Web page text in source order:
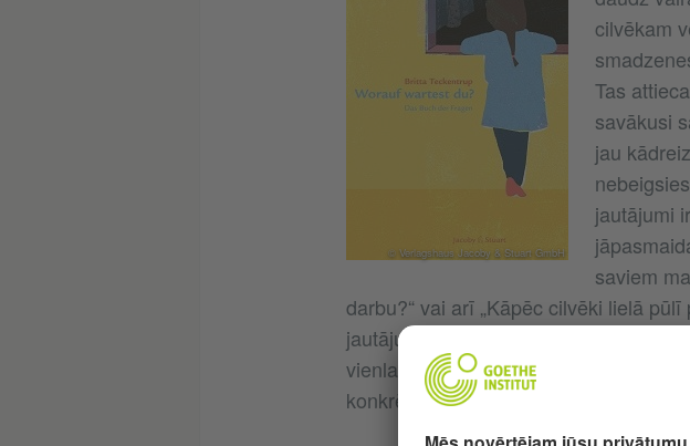
© Verlagshaus Jacoby & Stuart GmbH
cilvēkam
Tas
savākusi
jau
jautājumi
saviem
darbu?“ vai arī „Kāpēc cilvēki lielā
jautājumu ilustrē Britas Tekentrupas
vienlaikus tiecas uz abstrakto, un
konkrēti, gan sajūtas raisoši.